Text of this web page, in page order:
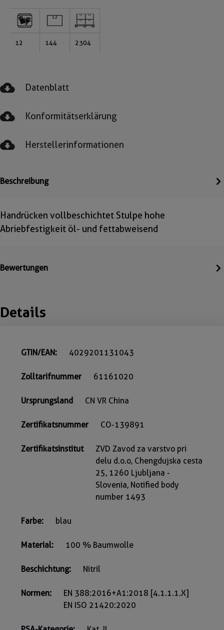
12 144 2304
Datenblatt
Konformitätserklärung
Herstellerinformationen
Beschreibung
Handrücken vollbeschichtet Stulpe hohe
Abriebfestigkeit öl- und fettabweisend
Bewertungen
Details
GTIN/EAN: 4029201131043
Zolltarifnummer 61161020
Ursprungsland CN VR China
Zertifikatsnummer CO-139891
Zertifikatsinstitut
ZVD Zavod za varstvo pri
delu d.o.o, Chengdujska cesta
25, 1260 Ljubljana -
Slovenia, Notified body
number 1493
Farbe: blau
Material: 100 % Baumwolle
Beschichtung: Nitril
Normen:
EN 388:2016+A1:2018 [4.1.1.1.X]
EN ISO 21420:2020